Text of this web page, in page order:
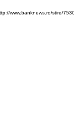
www.banknews.ro/stire/